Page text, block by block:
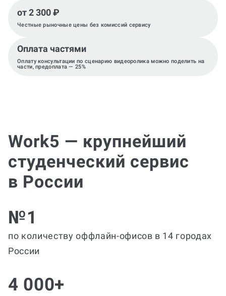
от 2 300 ₽
Честные рыночные цены без комиссий сервису
Оплата частями
Оплату консультации по cценарию видеоролика можно поделить на
части, предоплата — 25%
Work5 — крупнейший
студенческий сервис
в России
№1
по количеству оффлайн-офисов в 14 городах
России
4 000+